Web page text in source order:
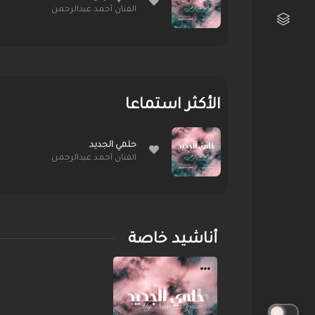
الفنان أحمد عبدالرحمن
الأكثر استماعا
حلمي الجديد
الفنان أحمد عبدالرحمن
أناشيد خاصة